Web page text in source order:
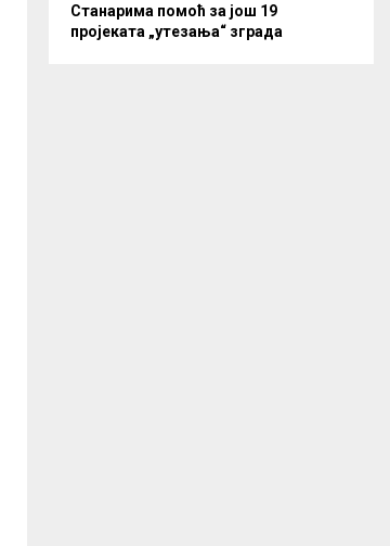
Станарима помоћ за још 19
пројеката „утезања“ зграда